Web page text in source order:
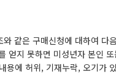
같은 구매신청에 대하여 다
얻지 못하면 미성년자 본인
용에 허위, 기재누락, 오기가